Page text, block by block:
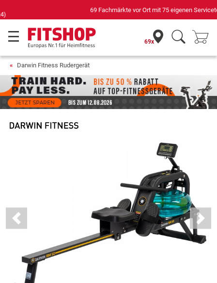
69 Fachmärkte vor Ort mit 75 eigenen Servicetechnikern
69x
Darwin Fitness Rudergerät
Previous Next